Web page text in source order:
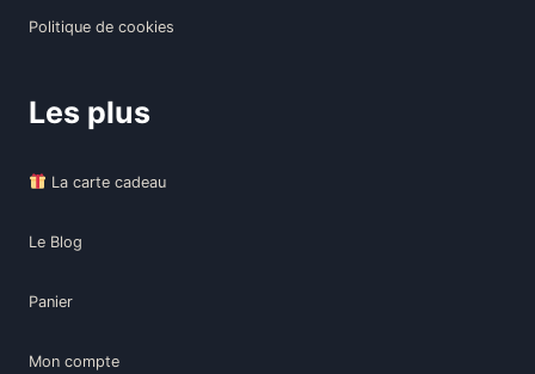
Politique de cookies
Les plus
La carte cadeau
Le Blog
Panier
Mon compte